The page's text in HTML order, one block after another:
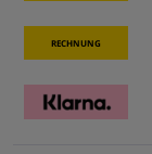
Rechnung